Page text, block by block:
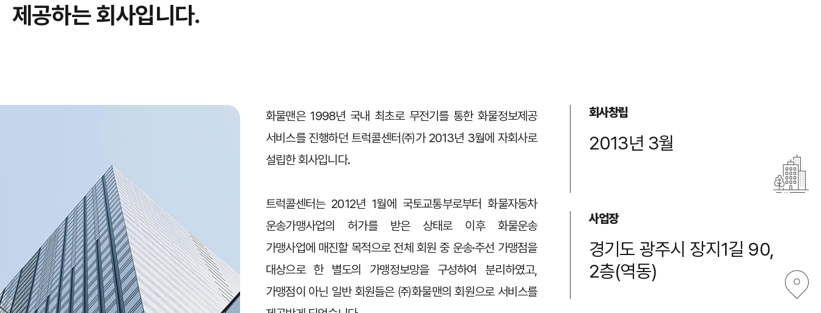
제공하는 회사입니다.
화물맨은 1998년 국내 최초로 무전기를 통한 화물정보제공
서비스를 진행하던 트럭콜센터㈜가 2013년 3월에 자회사로
설립한 회사입니다.
트럭콜센터는 2012년 1월에 국토교통부로부터 화물자동차
운송가맹사업의 허가를 받은 상태로 이후 화물운송
가맹사업에 매진할 목적으로 전체 회원 중 운송·주선 가맹점을
대상으로 한 별도의 가맹정보망을 구성하여 분리하였고,
가맹점이 아닌 일반 회원들은 ㈜화물맨의 회원으로 서비스를
회사창립
2013년 3월
사업장
경기도 광주시 장지1길 90,
2층(역동)